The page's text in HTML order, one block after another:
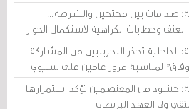
صدامات بين محتجين والشرطة...
وخطابات الكراهية لاستكمال الحوار
الداخلية تحذر البحرينيين من المشاركة
لمناسبة مرور عامين على بسيوني
حشود من المعتصمين تؤكد استمرارها
ولي العهد البريطاني